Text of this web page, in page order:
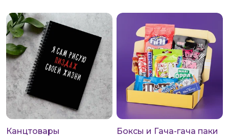
Канцтовары Боксы и Гача-гача паки